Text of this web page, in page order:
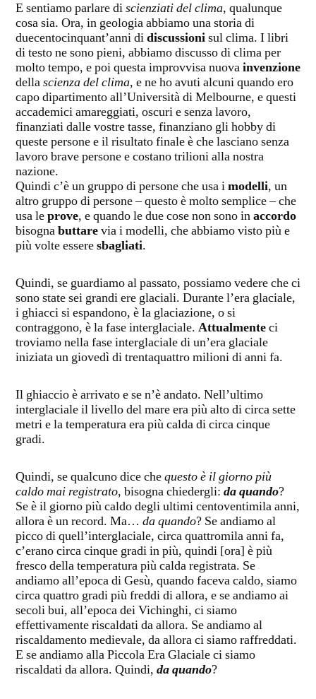
E sentiamo parlare discienziati del clima, qualunque
cosa sia. Ora, in geologia abbiamo una storia di
duecentocinquant’anni didiscussionisul clima. I libri
di testo ne sono pieni, abbiamo discusso di clima per
molto tempo, e poi questa improvvisa nuovainvenzione
dellascienza del clima, e ne ho avuti alcuni quando ero
capo dipartimento all’Università di Melbourne, e questi
accademici amareggiati, oscuri e senza lavoro,
finanziati dalle vostre tasse, finanziano gli hobby di
queste persone e il risultato finale è che lasciano senza
lavoro brave persone e costano trilioni alla nostra
nazione.
Quindi c’è un gruppo di persone che usa imodelli, un
altro gruppo di persone – questo è molto semplice – che
usa leprove, e quando le due cose non sono inaccordo
bisognabuttarevia i modelli, che abbiamo visto più e
più volte esseresbagliati.
Quindi, se guardiamo al passato, possiamo vedere che ci
sono state sei grandi ere glaciali. Durante l’era glaciale,
i ghiacci si espandono, è la glaciazione, o si
contraggono, è la fase interglaciale. Attualmenteci
troviamo nella fase interglaciale di un’era glaciale
iniziata un giovedì di trentaquattro milioni di anni fa.
Il ghiaccio è arrivato e se n’è andato. Nell’ultimo
interglaciale il livello del mare era più alto di circa sette
metri e la temperatura era più calda di circa cinque
gradi.
Quindi, se qualcuno dice chequesto è il giorno più
caldo mai registrato, bisogna chiedergli: da quando?
Se è il giorno più caldo degli ultimi centoventimila anni,
allora è un record. Ma… da quando? Se andiamo al
picco di quell’interglaciale, circa quattromila anni fa,
c’erano circa cinque gradi in più, quindi [ora] è più
fresco della temperatura più calda registrata. Se
andiamo all’epoca di Gesù, quando faceva caldo, siamo
circa quattro gradi più freddi di allora, e se andiamo ai
secoli bui, all’epoca dei Vichinghi, ci siamo
effettivamente riscaldati da allora. Se andiamo al
riscaldamento medievale, da allora ci siamo raffreddati.
E se andiamo alla Piccola Era Glaciale ci siamo
riscaldati da allora. Quindi, da quando?